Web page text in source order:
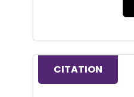
CITATION